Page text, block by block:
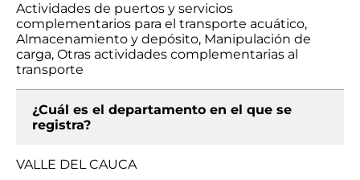
Actividades de puertos y servicios
complementarios para el transporte acuático,
Almacenamiento y depósito, Manipulación de
carga, Otras actividades complementarias al
transporte
¿Cuál es el departamento en el que se
registra?
VALLE DEL CAUCA